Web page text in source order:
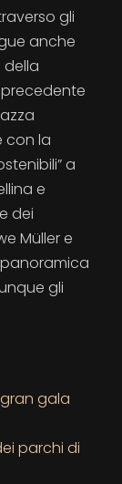
gli
anche
con la
a
e
dei
Müller e
panoramica
gli
gala
parchi di